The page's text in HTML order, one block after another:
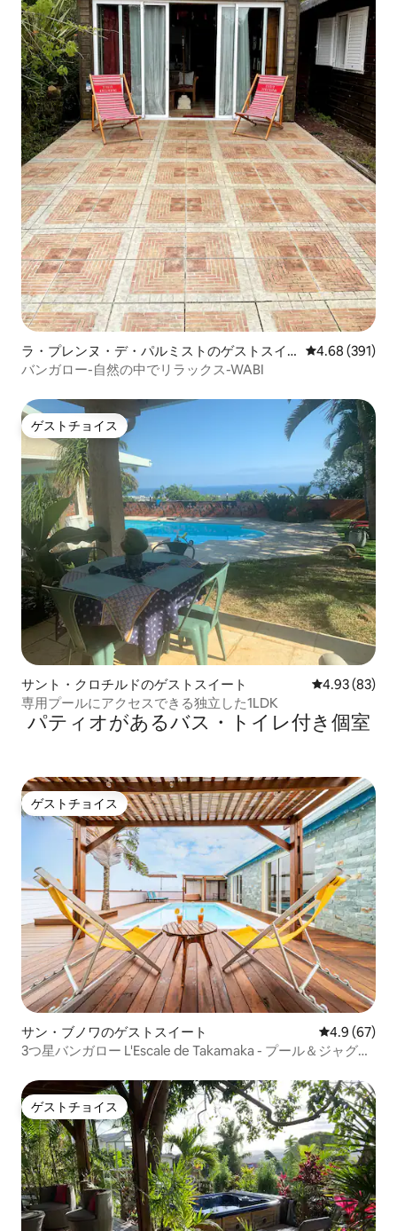
ラ・プレンヌ・デ・パルミストのゲストスイ
ート
レビュー391
4.68 (391)
バンガロー-自然の中でリラックス-WABI
ゲストチョイス
ゲストチョイス
サント・クロチルドのゲストスイート レビュー83
4.93 (83)
専用プールにアクセスできる独立した1LDK
パティオがあるバス・トイレ付き個室
ゲストチョイス
ゲストチョイス
サン・ブノワのゲストスイート レビュー67
4.9 (67)
3つ星バンガロー L'Escale de Takamaka - プール＆ジャグジ
ゲストチョイス
ゲストチョイス